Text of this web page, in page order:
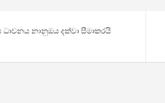
ධාවනය නානුඔය දක්වා සීමාකරයි